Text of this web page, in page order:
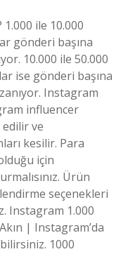
ile 10.000
gönderi başına
10.000 ile 50.000
ise gönderi başına
Instagram
influencer
ve
kesilir. Para
için
Ürün
seçenekleri
Instagram 1.000
| Instagram’da
1000